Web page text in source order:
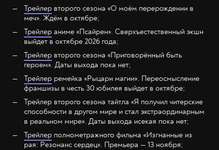
Трейлер второго сезона «О моём перерождении в
меч». Ждём в октябре;
Трейлер аниме «Псайрен». Сверхъестественный экшн
выйдет в октябре 2026 года;
Трейлер второго сезона «Приговорённый быть
героем». Даты выхода пока нет;
Трейлер ремейка «Рыцари магии». Переосмысление
франшизы в честь 30 юбилея выйдет в октябре;
Трейлер второго сезона тайтла «Я получил читерские
способности в другом мире и стал экстраординарным
в реальном мире». Даты выхода исекая пока нет;
Трейлер полнометражного фильма «Изгнанные из
рая: Резонанс сердец». Премьера — 13 ноября;